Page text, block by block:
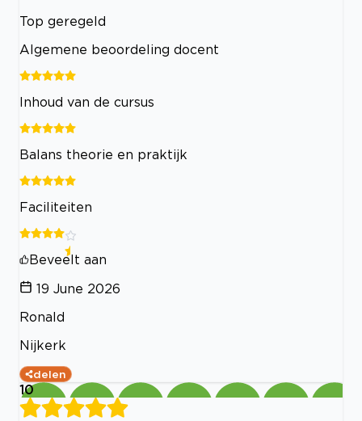
Top geregeld
Algemene beoordeling docent
Inhoud van de cursus
Balans theorie en praktijk
Faciliteiten
Beveelt aan
19 June 2026
Ronald
Nijkerk
delen
10